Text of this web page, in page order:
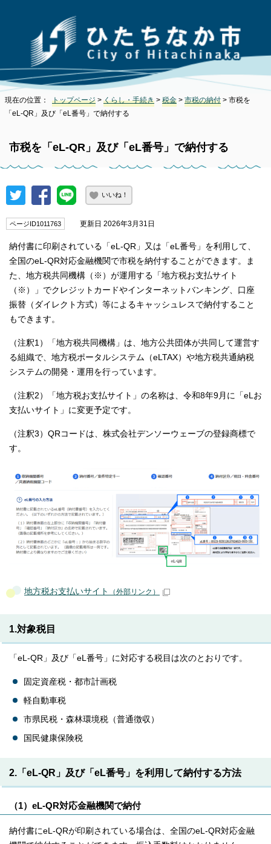
現在の位置： トップページ > くらし・手続き > 税金 > 市税の納付 > 市税を
「eL-QR」及び「eL番号」で納付する
市税を「eL-QR」及び「eL番号」で納付する
いいね！
ページID1011763 更新日 2026年3月31日
納付書に印刷されている「eL-QR」又は「eL番号」を利用して、
全国のeL-QR対応金融機関で市税を納付することができます。ま
た、地方税共同機構（※）が運用する「地方税お支払サイト
（※）」でクレジットカードやインターネットバンキング、口座
振替（ダイレクト方式）等によるキャッシュレスで納付すること
もできます。
（注釈1）「地方税共同機構」は、地方公共団体が共同して運営す
る組織で、地方税ポータルシステム（eLTAX）や地方税共通納税
システムの開発・運用を行っています。
（注釈2）「地方税お支払サイト」の名称は、令和8年9月に「eLお
支払いサイト」に変更予定です。
（注釈3）QRコードは、株式会社デンソーウェーブの登録商標で
す。
地方税お支払いサイト （外部リンク）
1.対象税目
「eL-QR」及び「eL番号」に対応する税目は次のとおりです。
固定資産税・都市計画税
軽自動車税
市県民税・森林環境税（普通徴収）
国民健康保険税
2.「eL-QR」及び「eL番号」を利用して納付する方法
（1）eL-QR対応金融機関で納付
納付書にeL-QRが印刷されている場合は、全国のeL-QR対応金融